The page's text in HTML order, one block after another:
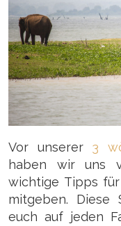
Vor unserer 3
haben wir uns
wichtige Tipps
mitgeben. Diese
euch auf jeden